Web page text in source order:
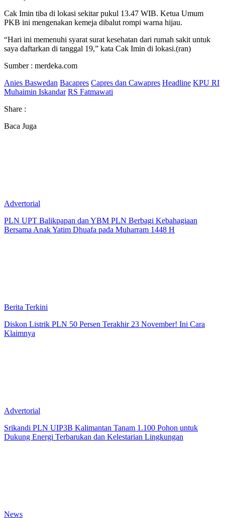
Cak Imin tiba di lokasi sekitar pukul 13.47 WIB. Ketua Umum
PKB ini mengenakan kemeja dibalut rompi warna hijau.
“Hari ini memenuhi syarat surat kesehatan dari rumah sakit untuk
saya daftarkan di tanggal 19,” kata Cak Imin di lokasi.(ran)
Sumber : merdeka.com
Anies Baswedan Bacapres Capres dan Cawapres Headline KPU RI
Muhaimin Iskandar RS Fatmawati
Share :
Baca Juga
Advertorial
PLN UPT Balikpapan dan YBM PLN Berbagi Kebahagiaan
Bersama Anak Yatim Dhuafa pada Muharram 1448 H
Berita Terkini
Diskon Listrik PLN 50 Persen Terakhir 23 November! Ini Cara
Klaimnya
Advertorial
Srikandi PLN UIP3B Kalimantan Tanam 1.100 Pohon untuk
Dukung Energi Terbarukan dan Kelestarian Lingkungan
News